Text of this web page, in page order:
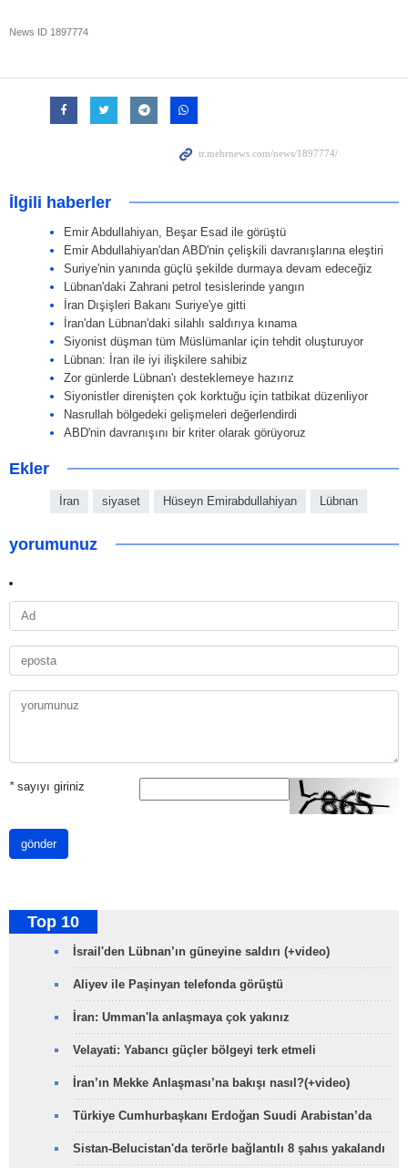
News ID 1897774
İlgili haberler
Emir Abdullahiyan, Beşar Esad ile görüştü
Emir Abdullahiyan'dan ABD'nin çelişkili davranışlarına eleştiri
Suriye'nin yanında güçlü şekilde durmaya devam edeceğiz
Lübnan'daki Zahrani petrol tesislerinde yangın
İran Dışişleri Bakanı Suriye'ye gitti
İran'dan Lübnan'daki silahlı saldırıya kınama
Siyonist düşman tüm Müslümanlar için tehdit oluşturuyor
Lübnan: İran ile iyi ilişkilere sahibiz
Zor günlerde Lübnan'ı desteklemeye hazırız
Siyonistler direnişten çok korktuğu için tatbikat düzenliyor
Nasrullah bölgedeki gelişmeleri değerlendirdi
ABD'nin davranışını bir kriter olarak görüyoruz
Ekler
İran siyaset Hüseyn Emirabdullahiyan Lübnan
yorumunuz
*sayıyı giriniz
gönder
Top 10
İsrail'den Lübnan’ın güneyine saldırı (+video)
Aliyev ile Paşinyan telefonda görüştü
İran: Umman'la anlaşmaya çok yakınız
Velayati: Yabancı güçler bölgeyi terk etmeli
İran’ın Mekke Anlaşması’na bakışı nasıl?(+video)
Türkiye Cumhurbaşkanı Erdoğan Suudi Arabistan’da
Sistan-Belucistan'da terörle bağlantılı 8 şahıs yakalandı